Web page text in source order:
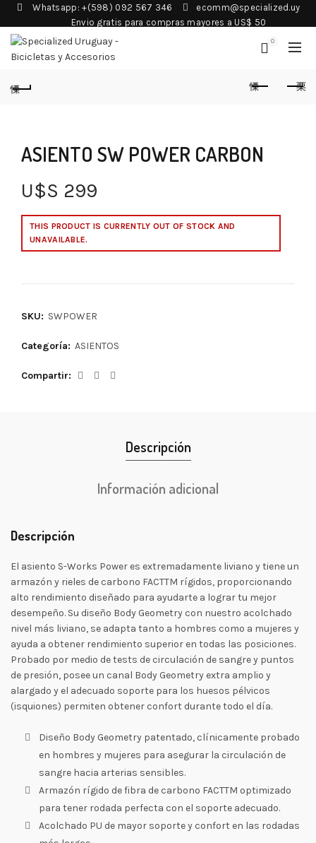
Whatsapp: +(598) 092 567 346
ecomm@specialized.uy
Envio gratis para compras mayores a US$ 50
0
ASIENTO SW POWER CARBON
U$S 299
THIS PRODUCT IS CURRENTLY OUT OF STOCK AND
UNAVAILABLE.
SKU: SWPOWER
Categoría: ASIENTOS
Compartir
Descripción
Información adicional
Descripción
El asiento S-Works Power es extremadamente liviano y tiene un
armazón y rieles de carbono FACTTM rígidos, proporcionando
alto rendimiento diseñado para ayudarte a lograr tu mejor
desempeño. Su diseño Body Geometry con nuestro acolchado
nivel más liviano, se adapta tanto a hombres como a mujeres y
ayuda a obtener rendimiento superior en todas las posiciones.
Probado por medio de tests de circulación de sangre y puntos
de presión, posee un canal Body Geometry extra amplio y
alargado y el adecuado soporte para los huesos pélvicos
(isquiones) permiten obtener confort durante todo el día.
Diseño Body Geometry patentado, clínicamente probado
en hombres y mujeres para asegurar la circulación de
sangre hacia arterias sensibles.
Armazón rígido de fibra de carbono FACTTM optimizado
para tener rodada perfecta con el soporte adecuado.
Acolchado PU de mayor soporte y confort en las rodadas